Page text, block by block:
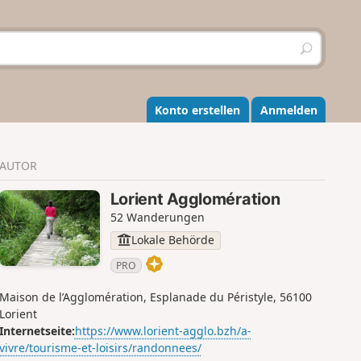
S
u
h
e
n
Konto erstellen Anmelden
AUTOR
Lorient Agglomération
52 Wanderungen
Lokale Behörde
PRO
Maison de l’Agglomération, Esplanade du Péristyle, 56100
Lorient
Internetseite:https://www.lorient-agglo.bzh/a-
vivre/tourisme-et-loisirs/randonnees/